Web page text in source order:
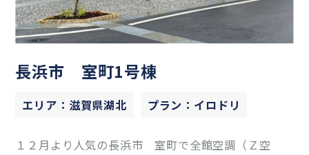
長浜市 室町1号棟
エリア：滋賀県湖北 プラン：イロドリ
１２月より人気の長浜市 室町で全館空調（Ｚ空